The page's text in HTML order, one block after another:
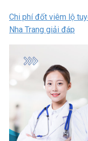
Chi phí đốt viêm lộ
Nha Trang giải đáp